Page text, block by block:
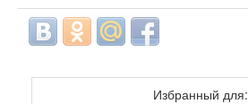
Избранный для: